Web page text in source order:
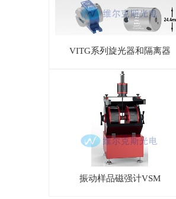
VITG系列旋光器和隔离器
振动样品磁强计VSM